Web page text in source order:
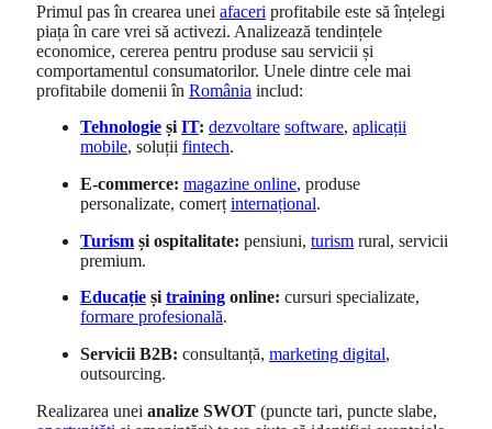
Primul pas în crearea unei afaceri profitabile este să înțelegi
piața în care vrei să activezi. Analizează tendințele
economice, cererea pentru produse sau servicii și
comportamentul consumatorilor. Unele dintre cele mai
profitabile domenii în România includ:
Tehnologie și IT: dezvoltare software, aplicații
mobile, soluții fintech.
E-commerce: magazine online, produse
personalizate, comerț internațional.
Turism și ospitalitate: pensiuni, turism rural, servicii
premium.
Educație șitraining online: cursuri specializate,
formare profesională.
Servicii B2B: consultanță, marketing digital,
outsourcing.
Realizarea unei analize SWOT (puncte tari, puncte slabe,